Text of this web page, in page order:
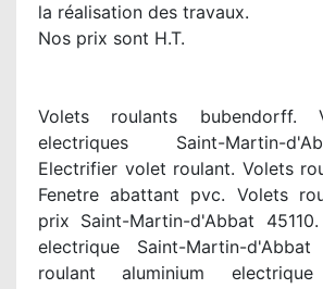
la réalisation des travaux.
Nos prix sont H.T.
Volets roulants bubendorff.
electriques Saint-Martin-
Electrifier volet roulant. Volets
Fenetre abattant pvc. Volets
prix Saint-Martin-d'Abbat
electrique Saint-Martin-
roulant aluminium electrique